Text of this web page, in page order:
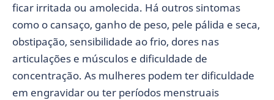
ficar irritada ou amolecida. Há outros sintomas
como o cansaço, ganho de peso, pele pálida e seca,
obstipação, sensibilidade ao frio, dores nas
articulações e músculos e dificuldade de
concentração. As mulheres podem ter dificuldade
em engravidar ou ter períodos menstruais